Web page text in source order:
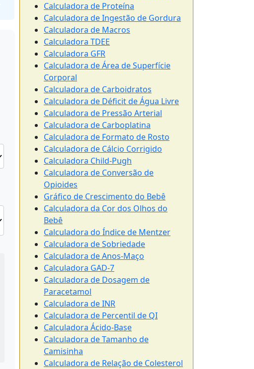
Calculadora de Proteína
Calculadora de Ingestão de Gordura
Calculadora de Macros
Calculadora TDEE
Calculadora GFR
Calculadora de Área de Superfície
Corporal
Calculadora de Carboidratos
Calculadora de Déficit de Água Livre
Calculadora de Pressão Arterial
Calculadora de Carboplatina
Calculadora de Formato de Rosto
Calculadora de Cálcio Corrigido
Calculadora Child-Pugh
Calculadora de Conversão de
Opioides
Gráfico de Crescimento do Bebê
Calculadora da Cor dos Olhos do
Bebê
Calculadora do Índice de Mentzer
Calculadora de Sobriedade
Calculadora de Anos-Maço
Calculadora GAD-7
Calculadora de Dosagem de
Paracetamol
Calculadora de INR
Calculadora de Percentil de QI
Calculadora Ácido-Base
Calculadora de Tamanho de
Camisinha
Calculadora de Relação de Colesterol